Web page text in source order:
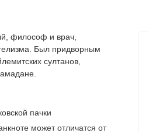
философ и врач,
Был придворным
султанов,
пачки
может отличатся от